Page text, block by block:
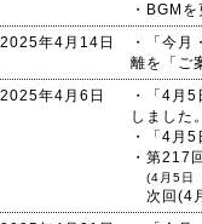
・BGM
2025年4月14日
・「今
離を「ご
2025年4月6日
・「4月
しました。
・「4月
・第217
(4月5日
次回(4